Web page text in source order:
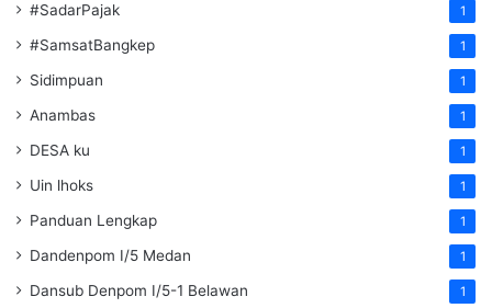
#SadarPajak 1
#SamsatBangkep 1
Sidimpuan 1
Anambas 1
DESA ku 1
Uin lhoks 1
Panduan Lengkap 1
Dandenpom I/5 Medan 1
Dansub Denpom I/5-1 Belawan 1